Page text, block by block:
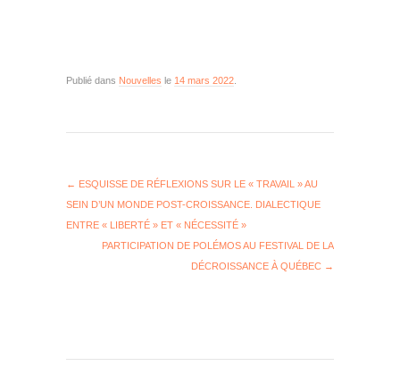
Publié dans Nouvelles le 14 mars 2022
← ESQUISSE DE RÉFLEXIONS SUR LE « TRAVAIL » AU
SEIN D’UN MONDE POST-CROISSANCE. DIALECTIQUE
ENTRE « LIBERTÉ » ET « NÉCESSITÉ »
PARTICIPATION DE POLÉMOS AU FESTIVAL DE LA
DÉCROISSANCE À QUÉBEC →